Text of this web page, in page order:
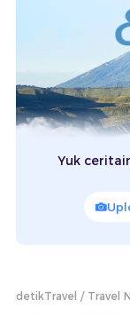
Yuk
detikTravel Travel